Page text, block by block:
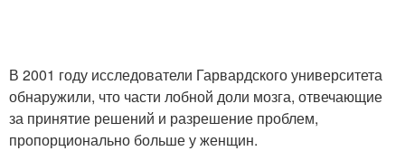
В 2001 году исследователи Гарвардского университета
обнаружили, что части лобной доли мозга, отвечающие
за принятие решений и разрешение проблем,
пропорционально больше у женщин.